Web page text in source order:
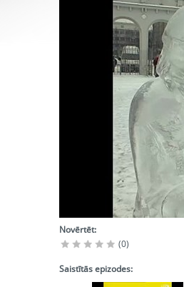
Novērtēt:
(0)
Saistītās epizodes: